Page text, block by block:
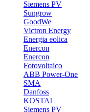
Siemens PV
Sungrow
GoodWe
Victron Energy
Energia eolica
Enercon
Enercon
Fotovoltaico
ABB Power-One
SMA
Danfoss
KOSTAL
Siemens PV